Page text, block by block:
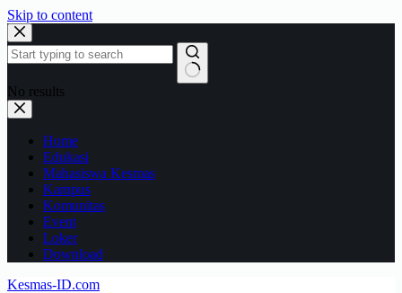
Skip to content
No results
Home
Edukasi
Mahasiswa Kesmas
Kampus
Komunitas
Event
Loker
Download
Kesmas-ID.com